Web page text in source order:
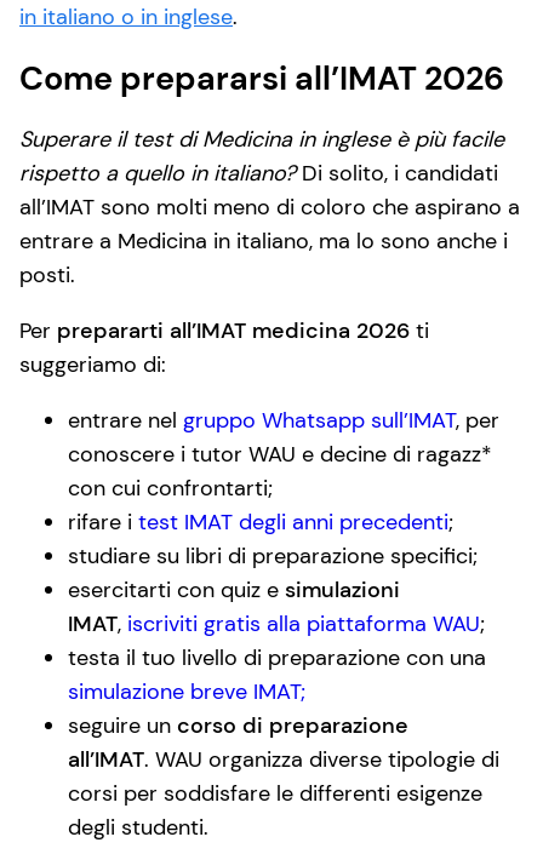
in italiano o in inglese.
Come prepararsi all’IMAT 2026
Superare il test di Medicina in inglese è più facile
rispetto a quello in italiano?Di solito, i candidati
all’IMAT sono molti meno di coloro che aspirano a
entrare a Medicina in italiano, ma lo sono anche i
posti.
Per prepararti all’IMAT medicina 2026 ti
suggeriamo di:
entrare nel gruppo Whatsapp sull’IMAT, per
conoscere i tutor WAU e decine di ragazz*
con cui confrontarti;
rifare i test IMAT degli anni precedenti;
studiare su libri di preparazione specifici;
esercitarti con quiz e simulazioni
IMAT, iscriviti gratis alla piattaforma WAU;
testa il tuo livello di preparazione con una
simulazione breve IMAT;
seguire un corso di preparazione
all’IMAT. WAU organizza diverse tipologie di
corsi per soddisfare le differenti esigenze
degli studenti.